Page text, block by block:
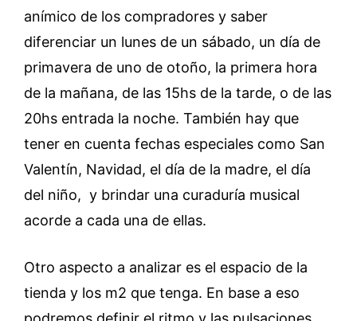
anímico de los compradores y saber
diferenciar un lunes de un sábado, un día de
primavera de uno de otoño, la primera hora
de la mañana, de las 15hs de la tarde, o de las
20hs entrada la noche. También hay que
tener en cuenta fechas especiales como San
Valentín, Navidad, el día de la madre, el día
del niño, y brindar una curaduría musical
acorde a cada una de ellas.
Otro aspecto a analizar es el espacio de la
tienda y los m2 que tenga. En base a eso